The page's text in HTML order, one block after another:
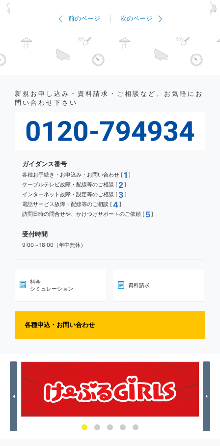
前のページ 次のページ
新規お申し込み・資料請求・ご相談など、お気軽にお
問い合わせ下さい
ガイダンス番号
各種お手続き・お申込み・お問い合わせ [1 ]
ケーブルテレビ故障・配線等のご相談 [ 2]
インターネット故障・設定等のご相談 [ 3 ]
電話サービス故障・配線等のご相談 [4]
訪問日時の問合せや、かけつけサポートのご依頼 [ 5]
受付時間
9:00～18:00（年中無休）
料金
シミュレーション
資料請求
各種申込・お問い合わせ
Previous Next